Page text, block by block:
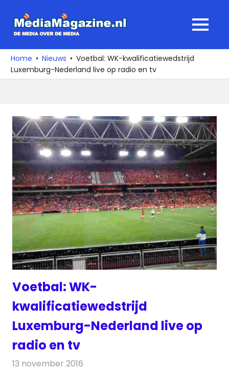
naar
media
over
de
MENU
Home Nieuws
Voetbal: WK-kwalificatiewedstrijd
Luxemburg-Nederland live op radio en tv
Voetbal: WK-
kwalificatiewedstrijd
Luxemburg-Nederland live op
radio en tv
13 november 2016